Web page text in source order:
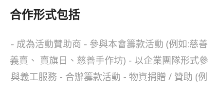
合作形式包括
- 成為活動贊助商 - 參與本會籌款活動 (例如:慈善
義賣、 賣旗日、慈善手作坊) - 以企業團隊形式參
與義工服務 - 合辦籌款活動 - 物資捐贈 / 贊助 (例